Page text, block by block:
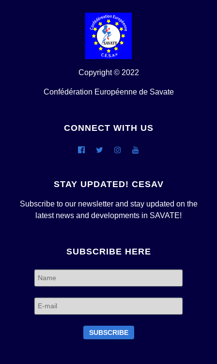
Copyright © 2022
Confédération Européenne de Savate
CONNECT WITH US
STAY UPDATED! CESAV
Subscribe to our newsletter and stay updated on the
latest news and developments in SAVATE!
SUBSCRIBE HERE